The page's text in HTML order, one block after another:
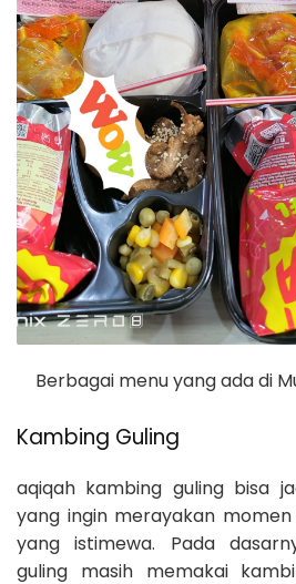
Berbagai menu yang ada di
Kambing Guling
aqiqah kambing guling bisa
yang ingin merayakan
yang istimewa. Pada
guling masih memakai